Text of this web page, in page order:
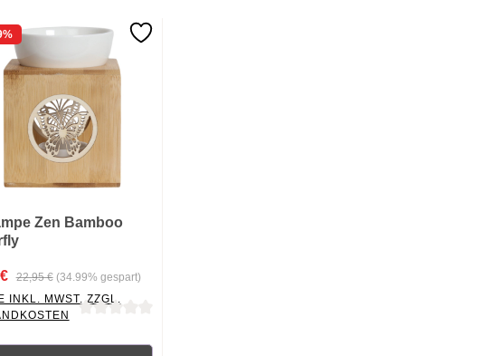
%
Zen Bamboo
22,95 € (34.99% gespart)
INKL. MWST. ZZGL.